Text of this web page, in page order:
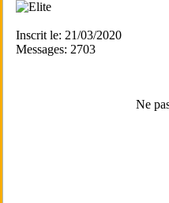
Inscrit le: 21/03/2020
Messages: 2703
Ne